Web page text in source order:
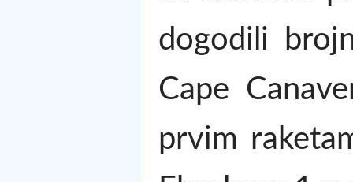
dogodili
Cape
prvim